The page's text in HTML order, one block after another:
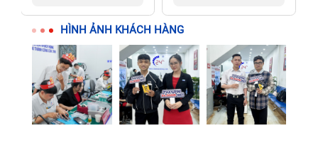
HÌNH ẢNH KHÁCH HÀNG